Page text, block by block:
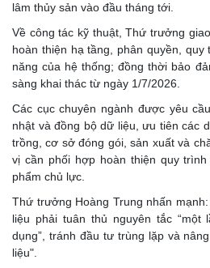
lâm thủy sản vào đầu tháng tới.
Về công tác kỹ thuật, Thứ trưởng
hoàn thiện hạ tầng, phân quyền,
năng của hệ thống; đồng thời bảo
sàng khai thác từ ngày 1/7/2026.
Các cục chuyên ngành được yêu
nhật và đồng bộ dữ liệu, ưu tiên các
trồng, cơ sở đóng gói, sản xuất và
vị cần phối hợp hoàn thiện quy
phẩm chủ lực.
Thứ trưởng Hoàng Trung nhấn
liệu phải tuân thủ nguyên tắc “một
dụng”, tránh đầu tư trùng lặp và
liệu".